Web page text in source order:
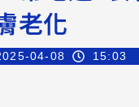
老化
04-08 15:03